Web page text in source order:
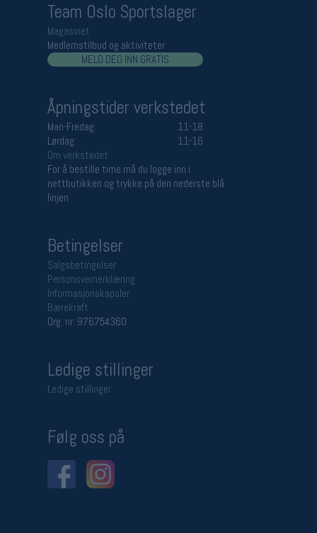
Team Oslo Sportslager
Magasinet
Medlemstilbud og aktiviteter
MELD DEG INN GRATIS
Åpningstider verkstedet
Man-Fredag:
11-18
Lørdag:
11-16
Om verkstedet
For å bestille time må du logge inn i
nettbutikken og trykke på den nederste blå
linjen
Betingelser
Salgsbetingelser
Personsvernerklæring
Informasjonskapsler
Bærekraft
Org. nr: 976754360
Ledige stillinger
Ledige stillinger
Følg oss på